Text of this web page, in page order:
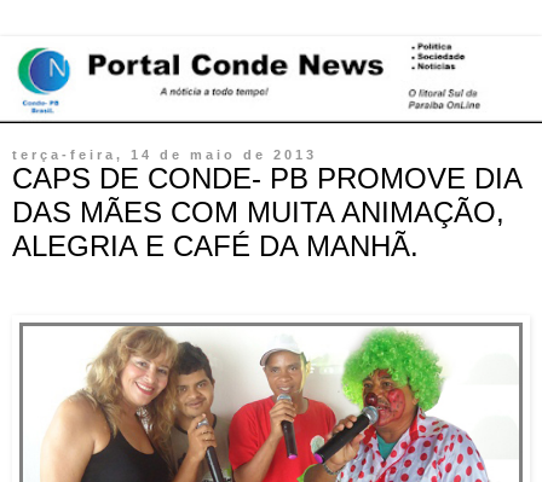
terça-feira, 14 de maio de 2013
CAPS DE CONDE- PB PROMOVE DIA
DAS MÃES COM MUITA ANIMAÇÃO,
ALEGRIA E CAFÉ DA MANHÃ.